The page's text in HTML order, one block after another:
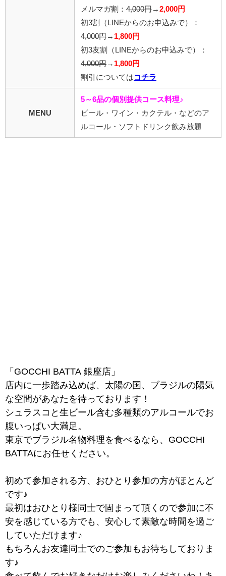
メルマガ割： 4,000円 → 2,000円
初3割
（LINEからのお申込みで）
：
4,000円 → 1,800円
初3友割
（LINEからのお申込みで）
：
4,000円 → 1,800円
割引については コチラ
MENU
5～6品の個別提供コース料理♪
ビール・ワイン・カクテル・などのア
ルコール・ソフトドリンク飲み放題
「GOCCHI BATTA 銀座店」
店内に一歩踏み込めば、太陽の国、ブラジルの陽気
な空間があなたを待っております！
シュラスコと生ビール含む多種類のアルコールでお
腹いっぱい大満足。
東京でブラジル名物料理を食べるなら、GOCCHI
BATTAにお任せください。
初めて参加される方、おひとり参加の方がほとんど
です♪
最初はおひとり様同士で固まって頂くので参加に不
安を感じている方でも、安心して素敵な時間を過ご
していただけます♪
もちろんお友達同士でのご参加もお待ちしておりま
す♪